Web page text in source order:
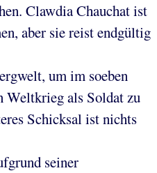
Clawdia Chauchat ist
aber sie reist endgültig
um im soeben
Weltkrieg als Soldat zu
Schicksal ist nichts
seiner